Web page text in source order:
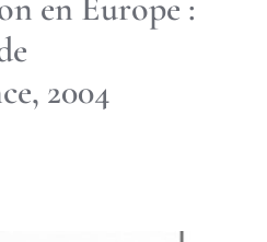
2004